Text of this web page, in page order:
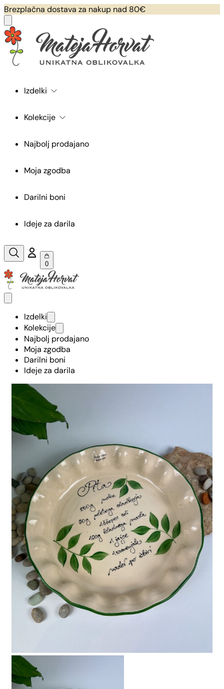
Brezplačna dostava za nakup nad 80€
Izdelki
Kolekcije
Najbolj prodajano
Moja zgodba
Darilni boni
Ideje za darila
0
Izdelki
Kolekcije
Najbolj prodajano
Moja zgodba
Darilni boni
Ideje za darila